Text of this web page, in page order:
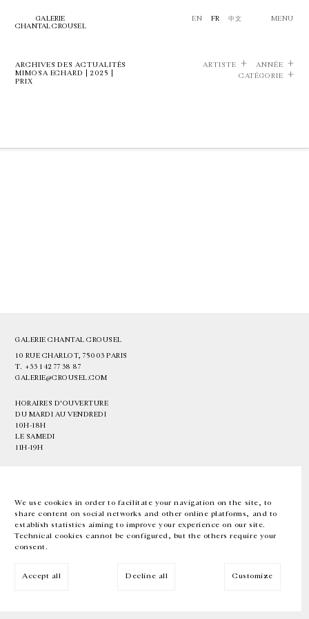
We use cookies in order to facilitate your navigation on the site, to
share content on social networks and other online platforms, and to
establish statistics aiming to improve your experience on our site.
Technical cookies cannot be configured, but the others require your
consent.
Accept all Decline all Customize
GALERIE
CHANTAL CROUSEL
EN FR 中文 MENU
ARCHIVES DES ACTUALITÉS
MIMOSA ECHARD | 2025 |
PRIX
ARTISTE
ANNÉE
CATÉGORIE
GALERIE CHANTAL CROUSEL
10 RUE CHARLOT, 75003 PARIS
T. +33 1 42 77 38 87
GALERIE@CROUSEL.COM
HORAIRES D'OUVERTURE
DU MARDI AU VENDREDI
10H-18H
LE SAMEDI
11H-19H
EN FR 中文 Facebook Instagram
Inscrivez-vous à notre newsletter